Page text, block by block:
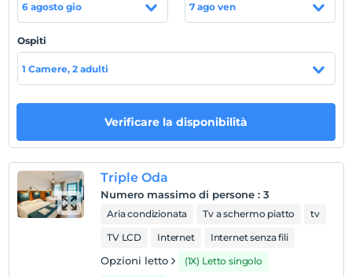
metre yürüme mesafededir.
Misafirlerimize çok yönlü ve mutlu bir tatil hizmeti
sağlama hedefimiz doğrultusunda konaklama, plaj
hizmeti, yeme içme ve eğlence alanında faaliyet
gösteren işletmelerimizle hizmetinizdeyiz.
Tesis, Datça Palamutbükü Mevkii'nde
konumlanmaktadır.
la spiaggia
Sahile 70 m mesafededir.
Mostra sulla
6 agosto gio 7 ago ven
Ospiti
1 Camere, 2 adulti
Verificare la disponibilità
Triple Oda
Numero massimo di persone : 3
Aria condizionata Tv a schermo piatto
tv
TV LCD
Internet Internet senza fili
Opzioni letto
(1X) Letto singolo